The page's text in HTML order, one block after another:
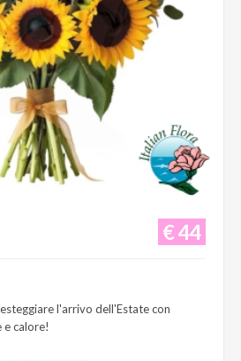
€ 44
l'arrivo dell'Estate con
e calore!